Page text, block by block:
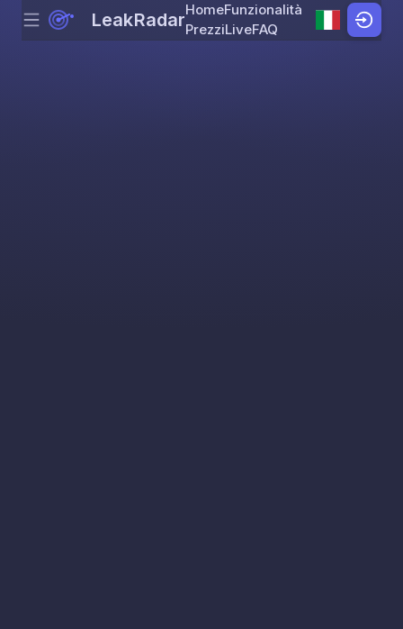
Skip to content
Menu LeakRadarHomeFunzionalità
PrezziLiveFAQ